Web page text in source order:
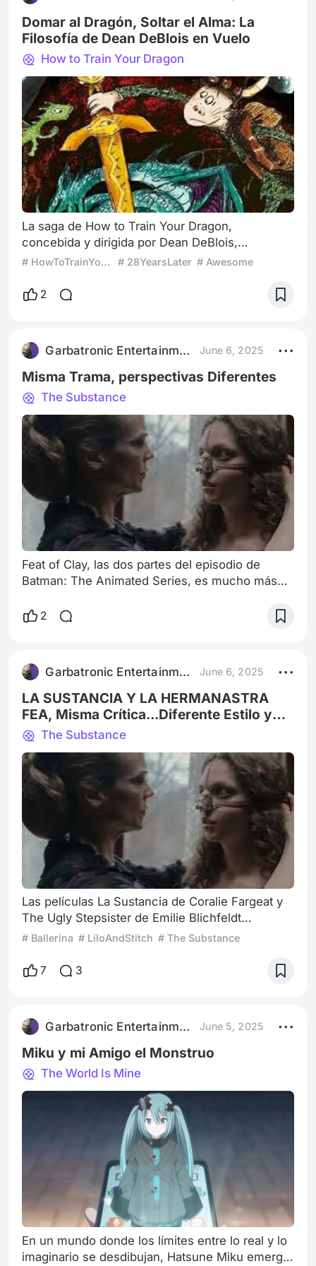
Domar al Dragón, Soltar el Alma: La
Filosofía de Dean DeBlois en Vuelo
How to Train Your Dragon
La saga de How to Train Your Dragon,
concebida y dirigida por Dean DeBlois,
constituye una de las expresiones más
sólo por su sofisticación técnica o su imaginario
través de una narrativa que crece junto con sus
personajes. Hipo, el protagonista, se convier
# HowToTrainYourDragon # 28YearsLater # Awesome
2
Garbatronic Entertainment Film June 6, 2025
Misma Trama, perspectivas Diferentes
The Substance
Feat of Clay, las dos partes del episodio de
Batman: The Animated Series, es mucho más
Hagen en Clayface. Bajo la dirección de Bruce
obsesión por la imagen y la corrupción del
poder. A primera vista, es un relato de origen
para un villano trágico, pero en su núcleo, es
2
Garbatronic Entertainment Film June 6, 2025
LA SUSTANCIA Y LA HERMANASTRA
FEA, Misma Crítica...Diferente Estilo y
Temática
The Substance
Las películas La Sustancia de Coralie Fargeat y
The Ugly Stepsister de Emilie Blichfeldt
comparten una exploración visceral de la
hacen desde ángulos distintos: una desde el
Ambas presentan un dilema universal: la lucha
entre la identidad individual y los estándares
impuestos p
# Ballerina # LiloAndStitch # The Substance
7 3
Garbatronic Entertainment Film June 5, 2025
Miku y mi Amigo el Monstruo
The World Is Mine
En un mundo donde los límites entre lo real y lo
imaginario se desdibujan, Hatsune Miku emerge